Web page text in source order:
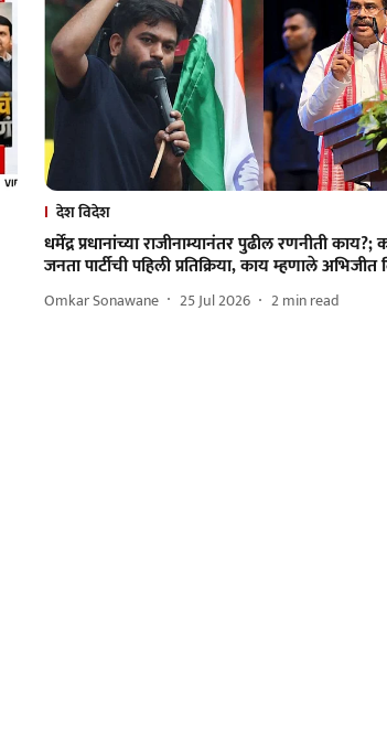
देश विदेश
धर्मेंद्र प्रधानांच्या राजीनाम्यानंतर पुढील रणनीती काय?;
जनता पार्टीची पहिली प्रतिक्रिया, काय म्हणाले अभिजीत
Omkar Sonawane 25 Jul 2026 2min read